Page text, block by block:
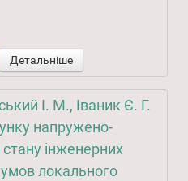
Детальніше
І. М., Іваник Є. Г.
напружено-
інженерних
локального